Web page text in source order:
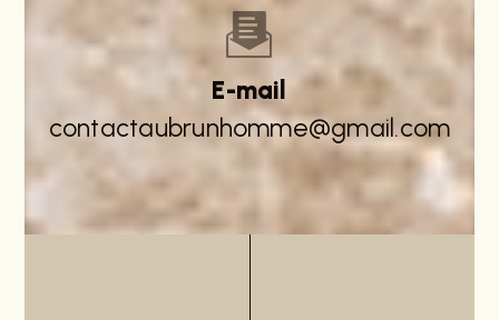
E-mail
contactaubrunhomme@gmail.com